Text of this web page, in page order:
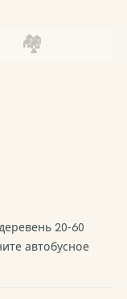
🏘
20-60
автобусное